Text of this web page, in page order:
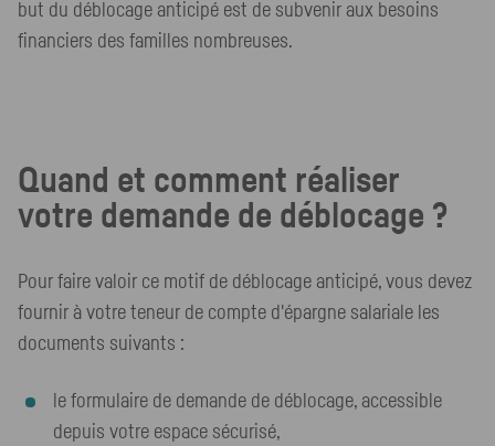
but du déblocage anticipé est de subvenir aux besoins
financiers des familles nombreuses.
Quand et comment réaliser
votre demande de déblocage ?
Pour faire valoir ce motif de déblocage anticipé, vous devez
fournir à votre teneur de compte d'épargne salariale les
documents suivants :
le formulaire de demande de déblocage, accessible
depuis votre espace sécurisé,